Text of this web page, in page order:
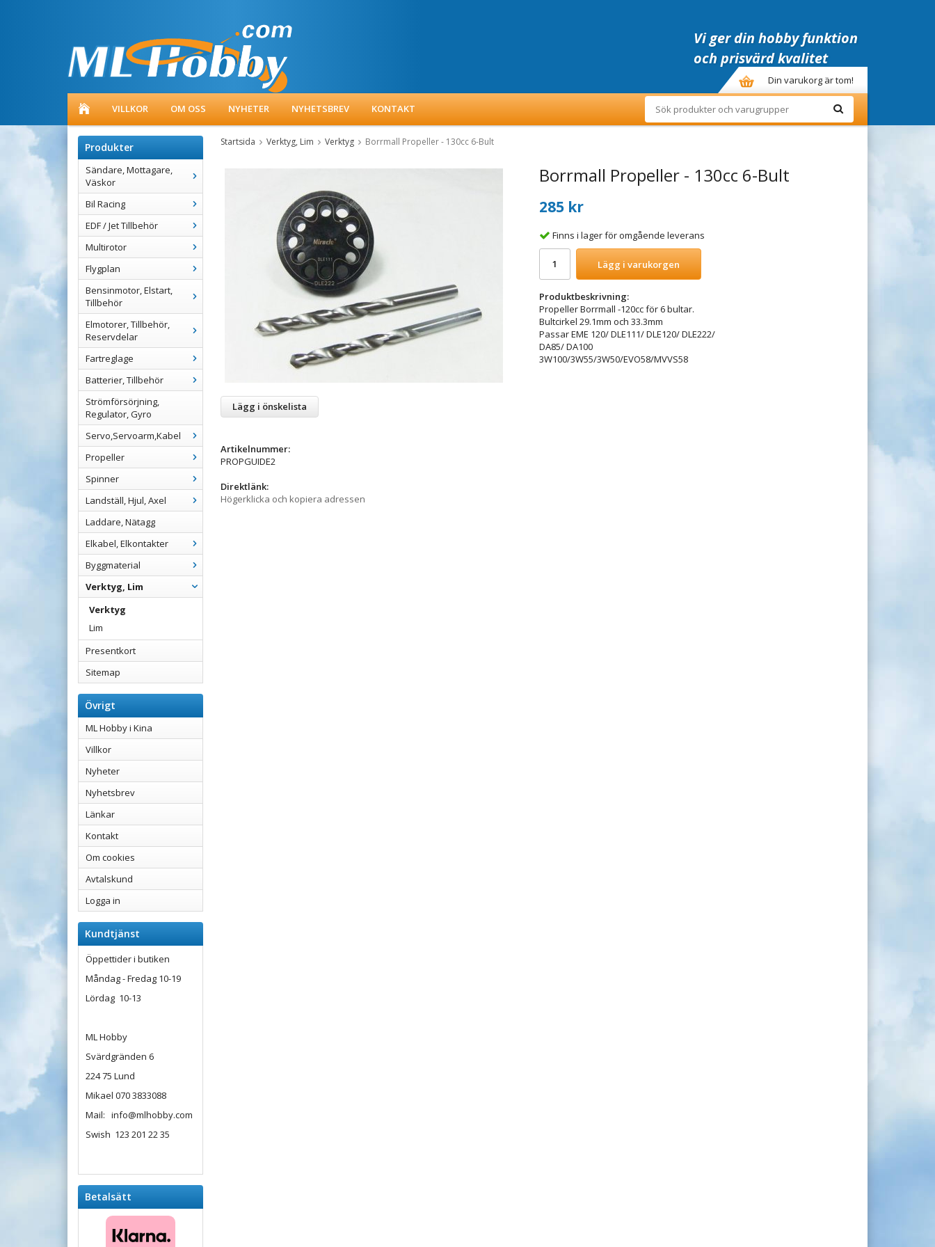
Vi ger din hobby funktion
och prisvärd kvalitet
Din varukorg är tom!
VILLKOR OM OSS NYHETER NYHETSBREV KONTAKT
Produkter
Sändare, Mottagare,
Väskor
Bil Racing
EDF / Jet Tillbehör
Multirotor
Flygplan
Bensinmotor, Elstart,
Tillbehör
Elmotorer, Tillbehör,
Reservdelar
Fartreglage
Batterier, Tillbehör
Strömförsörjning,
Regulator, Gyro
Servo,Servoarm,Kabel
Propeller
Spinner
Landställ, Hjul, Axel
Laddare, Nätagg
Elkabel, Elkontakter
Byggmaterial
Verktyg, Lim
Verktyg
Lim
Presentkort
Sitemap
Övrigt
ML Hobby i Kina
Villkor
Nyheter
Nyhetsbrev
Länkar
Kontakt
Om cookies
Avtalskund
Logga in
Kundtjänst
Öppettider i butiken
Måndag - Fredag 10-19
Lördag 10-13
ML Hobby
Svärdgränden 6
224 75 Lund
Mikael 070 3833088
Mail: info@mlhobby.com
Swish 123 201 22 35
Betalsätt
Startsida Verktyg, Lim Verktyg Borrmall Propeller - 130cc 6-Bult
Borrmall Propeller - 130cc 6-Bult
285 kr
Finns i lager för omgående leverans
Lägg i varukorgen
Produktbeskrivning:
Propeller Borrmall -120cc för 6 bultar.
Bultcirkel 29.1mm och 33.3mm
Passar EME 120/ DLE111/ DLE120/ DLE222/
DA85/ DA100
3W100/3W55/3W50/EVO58/MVVS58
Lägg i önskelista
Artikelnummer:
PROPGUIDE2
Direktlänk:
Högerklicka och kopiera adressen